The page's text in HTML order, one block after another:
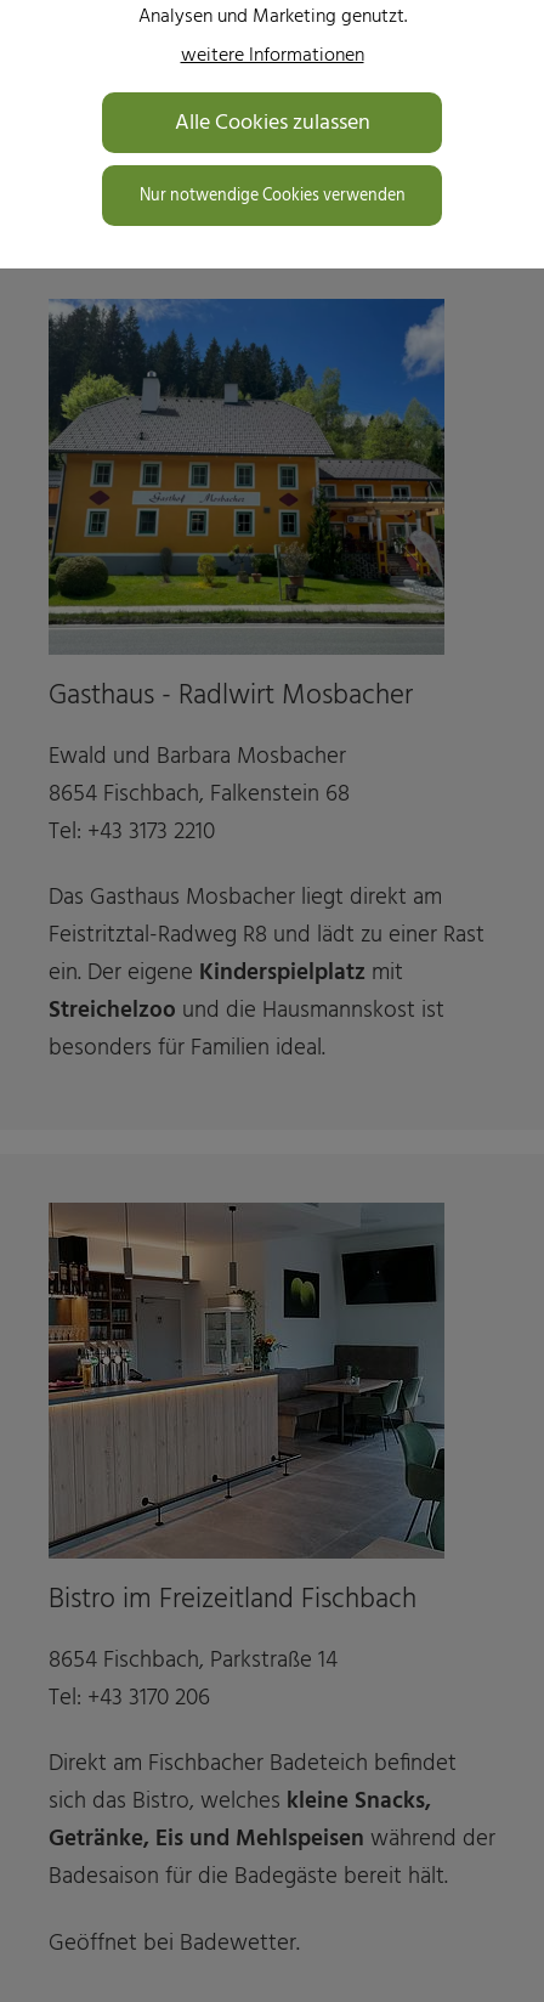
Der Kirchenwirt befindet sich direkt in der
Ortsmitte von Fischbach und ist ein
gemütlicher Familienbetrieb mit
Gastgarten
Kinderspielplatz
Gasthaus - Radlwirt Mosbacher
Ewald und Barbara Mosbacher
8654 Fischbach, Falkenstein 68
Tel: +43 3173 2210
Das Gasthaus Mosbacher liegt direkt am
Feistritztal-Radweg R8 und lädt zu einer Rast
ein. Der eigene Kinderspielplatz mit
Streichelzoo und die Hausmannskost ist
besonders für Familien ideal.
Bistro im Freizeitland Fischbach
8654 Fischbach, Parkstraße 14
Tel: +43 3170 206
Direkt am Fischbacher Badeteich befindet
sich das Bistro, welches kleine Snacks,
Getränke, Eis und Mehlspeisen während der
Badesaison für die Badegäste bereit hält.
Geöffnet bei Badewetter.
Analysen und Marketing genutzt.
weitere Informationen
Alle Cookies zulassen
Nur notwendige Cookies verwenden